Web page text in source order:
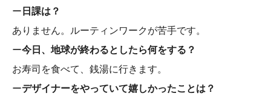
ー 日課は？
ありません。ルーティンワークが苦手です。
ー今日、地球が終わるとしたら何をする？
お寿司を食べて、銭湯に行きます。
ーデザイナーをやっていて嬉しかったことは？